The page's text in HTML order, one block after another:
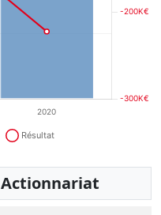
Actionnariat